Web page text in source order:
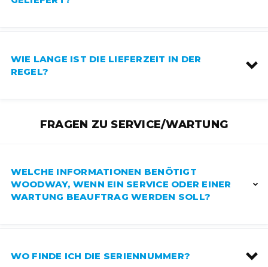
WIE LANGE IST DIE LIEFERZEIT IN DER
REGEL?
FRAGEN ZU SERVICE/WARTUNG
WELCHE INFORMATIONEN BENÖTIGT
WOODWAY, WENN EIN SERVICE ODER EINER
WARTUNG BEAUFTRAG WERDEN SOLL?
WO FINDE ICH DIE SERIENNUMMER?